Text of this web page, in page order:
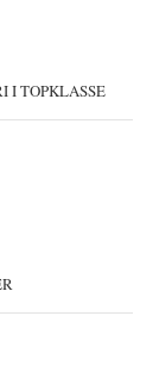
I TOPKLASSE